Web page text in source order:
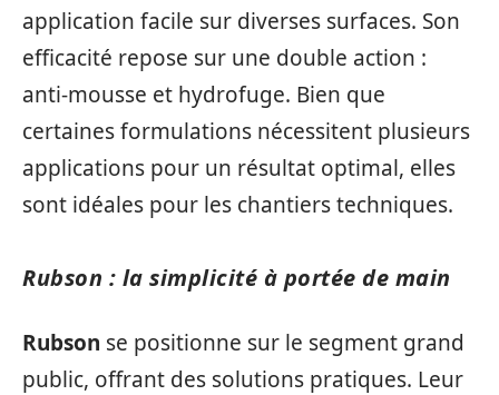
application facile sur diverses surfaces. Son
efficacité repose sur une double action :
anti-mousse et hydrofuge. Bien que
certaines formulations nécessitent plusieurs
applications pour un résultat optimal, elles
sont idéales pour les chantiers techniques.
Rubson : la simplicité à portée de main
Rubson se positionne sur le segment grand
public, offrant des solutions pratiques. Leur